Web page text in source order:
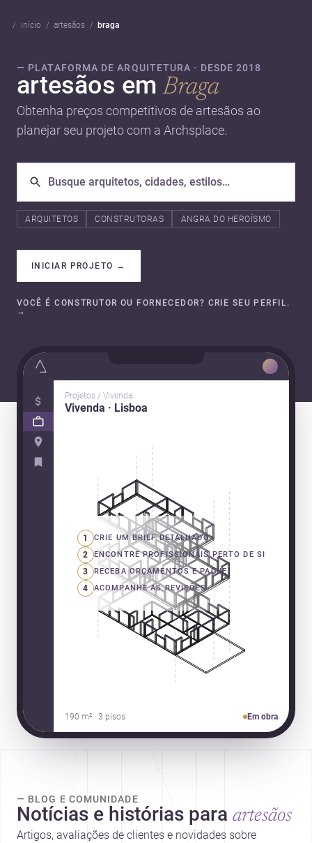
início artesãos braga
— PLATAFORMA DE ARQUITETURA · DESDE 2018
artesãos emBraga
Obtenha preços competitivos de artesãos ao
planejar seu projeto com a Archsplace.
ARQUITETOS CONSTRUTORAS ANGRA DO HEROÍSMO
INICIAR PROJETO →
VOCÊ É CONSTRUTOR OU FORNECEDOR? CRIE SEU PERFIL.
→
Projetos / Vivenda
Vivenda · Lisboa
1 CRIE UM BRIEF DETALHADO
2 ENCONTRE PROFISSIONAIS PERTO DE SI
3 RECEBA ORÇAMENTOS E PAGUE
4 ACOMPANHE AS REVISÕES
190 m² · 3 pisos Em obra
— BLOG E COMUNIDADE
Notícias e histórias para artesãos
Artigos, avaliações de clientes e novidades sobre